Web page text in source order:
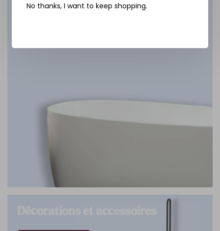
No thanks, I want to keep shopping.